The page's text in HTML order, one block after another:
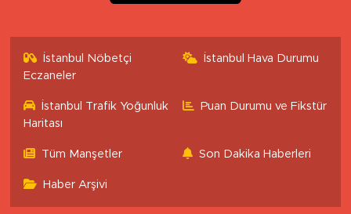
İstanbul Nöbetçi
Eczaneler
İstanbul Hava Durumu
İstanbul Trafik Yoğunluk
Haritası
Puan Durumu ve Fikstür
Tüm Manşetler Son Dakika Haberleri
Haber Arşivi